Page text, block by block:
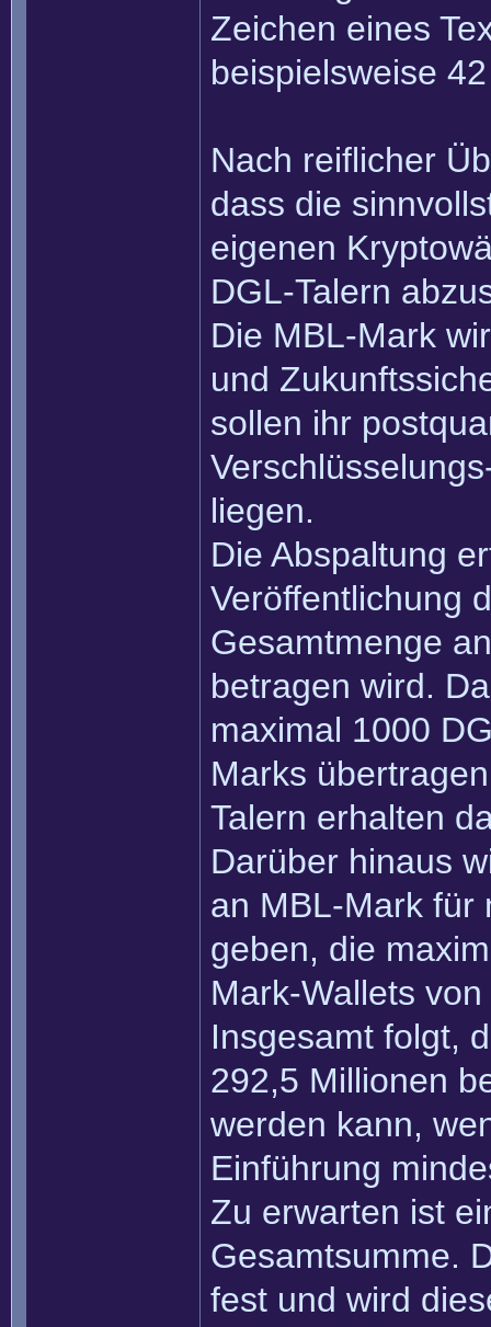
Zeichen eines
beispielsweise
Nach reiflicher
dass die
eigenen
DGL-Talern
Die MBL-Mark
und
sollen ihr
liegen.
Die Abspaltung
Veröffentlichung
Gesamtmenge
betragen wird.
maximal 1000
Marks
Talern erhalten
Darüber hinaus
an MBL-Mark für
geben, die
Mark-Wallets
Insgesamt folgt,
292,5 Millionen
werden kann,
Einführung
Zu erwarten ist
Gesamtsumme.
fest und wird